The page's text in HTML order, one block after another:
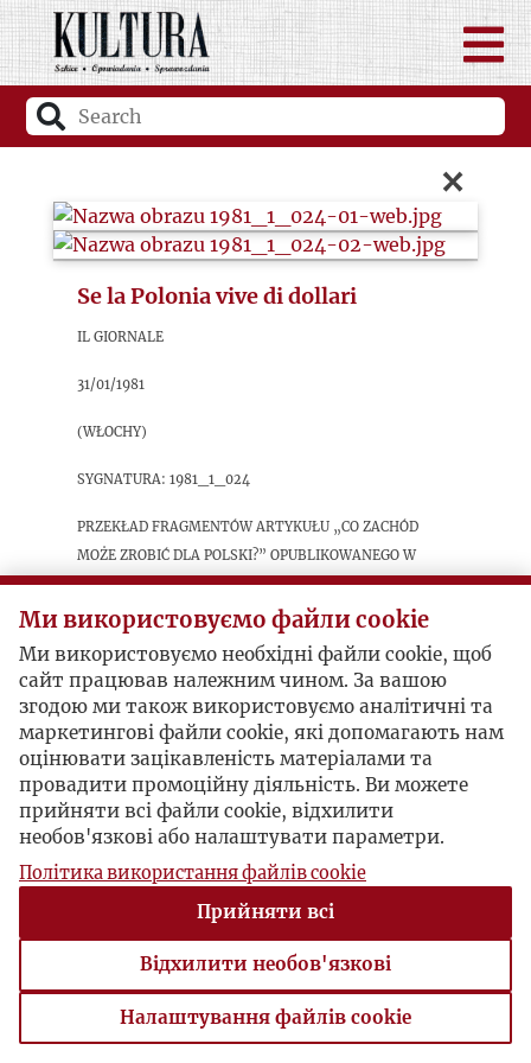
×
Se la Polonia vive di dollari
Il Giornale
31/01/1981
(Włochy)
sygnatura: 1981_1_024
Przekład fragmentów artykułu „Co Zachód
może zrobić dla Polski?” opublikowanego w
„Kulturze” (styczeń-luty 1981).
Postacie powiązane
Autor publikacji:Stefan Kurowski
Ми використовуємо файли cookie
Ми використовуємо необхідні файли cookie, щоб
сайт працював належним чином. За вашою
згодою ми також використовуємо аналітичні та
маркетингові файли cookie, які допомагають нам
оцінювати зацікавленість матеріалами та
провадити промоційну діяльність. Ви можете
прийняти всі файли cookie, відхилити
необов'язкові або налаштувати параметри.
Політика використання файлів cookie
Прийняти всі
Відхилити необов'язкові
Налаштування файлів cookie
Налаштування файлів cookie